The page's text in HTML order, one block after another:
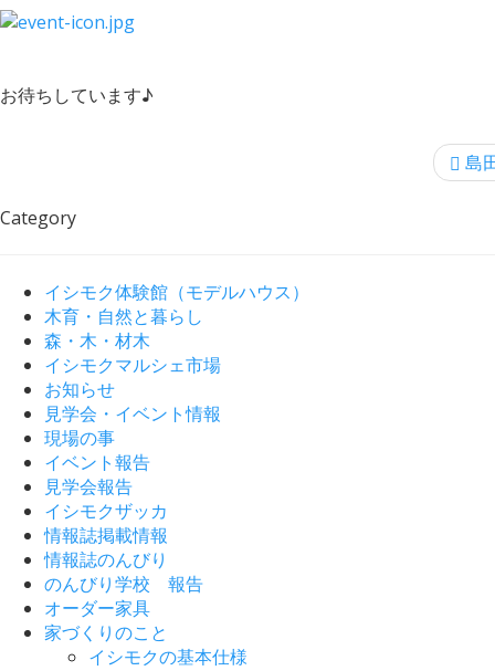
お待ちしています♪
島
Category
イシモク体験館（モデルハウス）
木育・自然と暮らし
森・木・材木
イシモクマルシェ市場
お知らせ
見学会・イベント情報
現場の事
イベント報告
見学会報告
イシモクザッカ
情報誌掲載情報
情報誌のんびり
のんびり学校 報告
オーダー家具
家づくりのこと
イシモクの基本仕様